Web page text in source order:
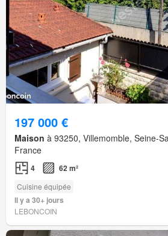
197 000 €
Maison à 93250, Villemomble, Seine-
France
4 62 m²
Cuisine équipée
Il y a 30+ jours
LEBONCOIN